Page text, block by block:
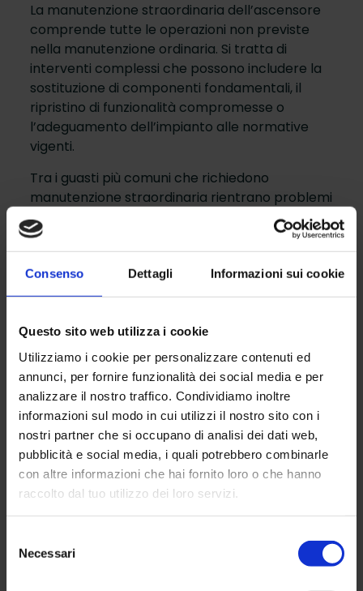
Consenso Dettagli Informazioni sui cookie
Questo sito web utilizza i cookie
Utilizziamo i cookie per personalizzare contenuti ed
annunci, per fornire funzionalità dei social media e per
analizzare il nostro traffico. Condividiamo inoltre
informazioni sul modo in cui utilizzi il nostro sito con i
nostri partner che si occupano di analisi dei dati web,
pubblicità e social media, i quali potrebbero combinarle
con altre informazioni che hai fornito loro o che hanno
raccolto dal tuo utilizzo dei loro servizi.
delNecessari
La manutenzione straordinaria dell’ascensore
comprende tutte le operazioni non previste
nella manutenzione ordinaria. Si tratta di
interventi complessi che possono includere la
sostituzione di componenti fondamentali, il
ripristino di funzionalità compromesse o
l’adeguamento dell’impianto alle normative
vigenti.
Tra i guasti più comuni che richiedono
manutenzione straordinaria rientrano problemi
alla centralina elettronica, malfunzionamenti
delle porte di cabina e piano, errori di
livellamento e anomalie nei sistemi di sicurezza.
sensibilmente la probabilità di interventi
utile dell’impianto.
Normativa e
responsabilità nella
manutenzione
straordinaria
straordinaria dell’ascensore è il proprietario